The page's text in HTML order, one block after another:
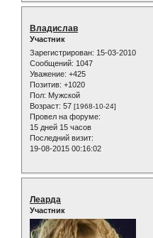
Владислав
Участник
Зарегистрирован: 15-03-2010
Сообщений: 1047
Уважение: +425
Позитив: +1020
Пол: Мужской
Возраст: 57 [1968-10-24]
Провел на форуме:
15 дней 15 часов
Последний визит:
19-08-2015 00:16:02
Леарда
Участник